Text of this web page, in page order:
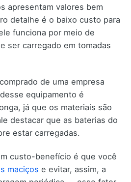
apresentam valores bem
detalhe é o baixo custo para
funciona por meio de
ser carregado em tomadas
de uma empresa
equipamento é
já que os materiais são
destacar que as baterias do
estar carregadas.
custo-benefício é que você
maciços e evitar, assim, a